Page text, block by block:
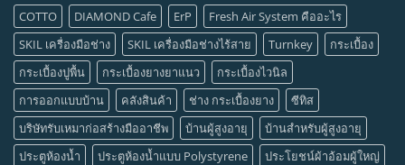
COTTO DIAMOND Cafe ErP
Fresh Air System คืออะไร
SKIL เครื่องมือช่าง
SKIL เครื่องมือช่างไร้สาย Turnkey
กระเบื้อง
กระเบื้องปูพื้น
กระเบื้องยางยาแนว
กระเบื้องไวนิล
การออกแบบบ้าน
คลังสินค้า ช่าง กระเบื้องยาง
ซีทิส
บริษัทรับเหมาก่อสร้างมืออาชีพ
บ้านผู้สูงอายุ
บ้านสำหรับผู้สูงอายุ
ประตูห้องน้ำ
ประตูห้องน้ำแบบ Polystyrene
ประโยชน์ผ้าอ้อมผู้ใหญ่